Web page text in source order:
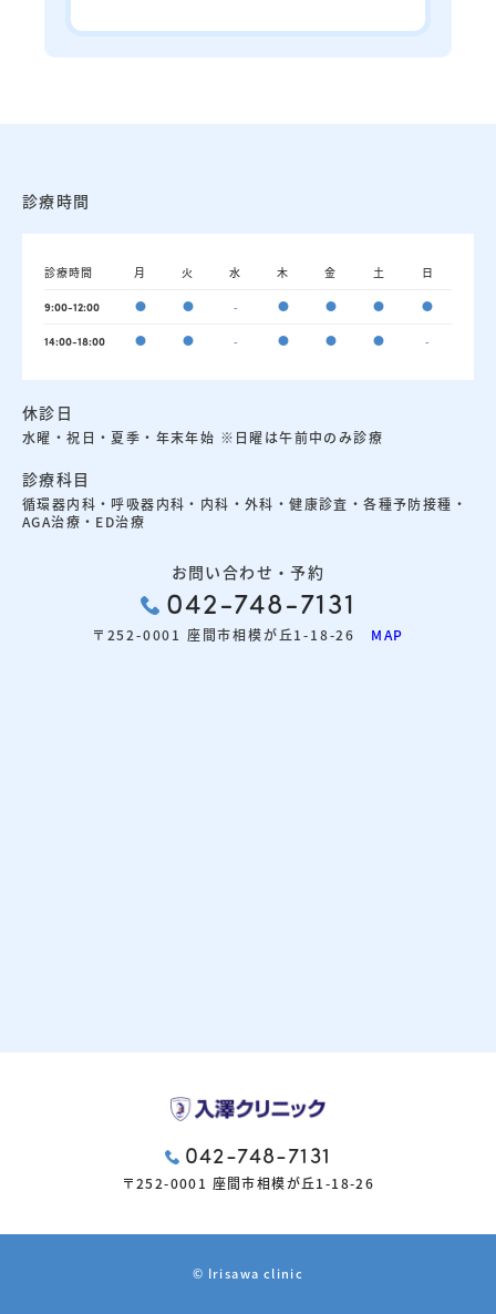
診療時間
診療時間 月 火 水 木 金 土 日
9:00-12:00 ● ● - ● ● ● ●
14:00-18:00 ● ● - ● ● ● -
休診日
水曜・祝日・夏季・年末年始 ※日曜は午前中のみ診療
診療科目
循環器内科・呼吸器内科・内科・外科・健康診査・各種予防接種・
AGA治療・ED治療
お問い合わせ・予約
042-748-7131
〒252-0001 座間市相模が丘1-18-26 MAP
042-748-7131
〒252-0001 座間市相模が丘1-18-26
© Irisawa clinic